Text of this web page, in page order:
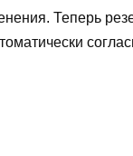
Теперь